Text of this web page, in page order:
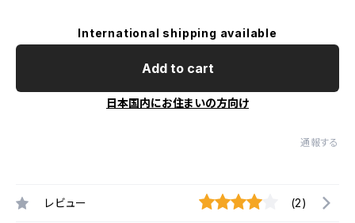
International shipping available
Add to cart
日本国内にお住まいの方向け
通報する
レビュー (2)